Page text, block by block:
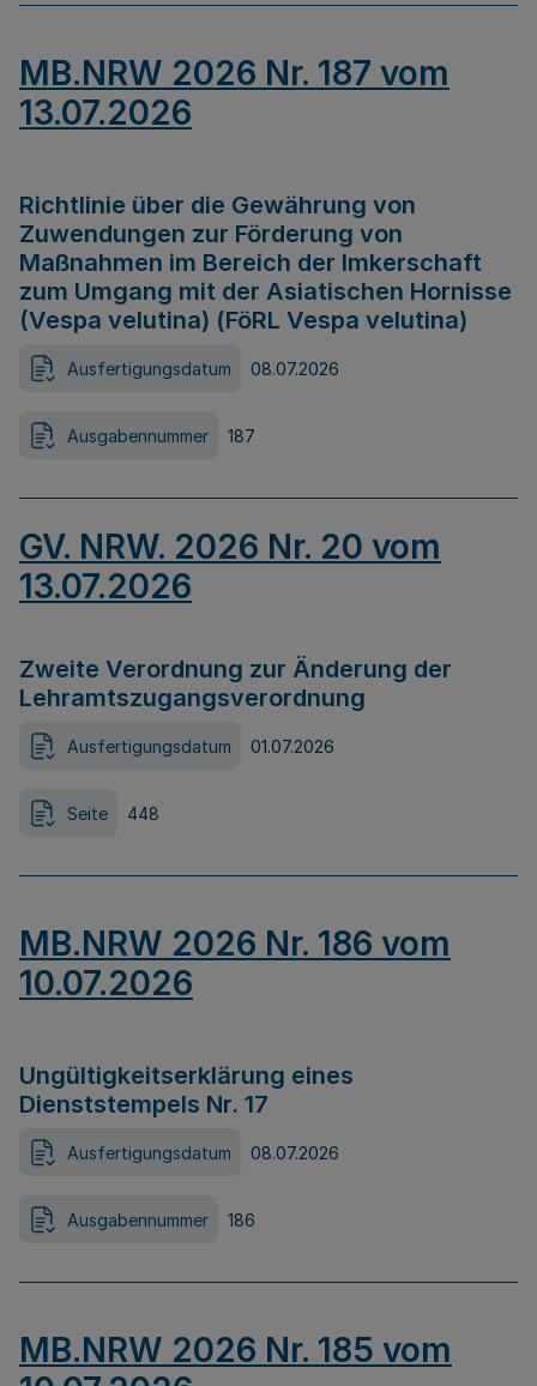
MB.NRW 2026 Nr. 187 vom
13.07.2026
Richtlinie über die Gewährung von
Zuwendungen zur Förderung von
Maßnahmen im Bereich der Imkerschaft
zum Umgang mit der Asiatischen Hornisse
(Vespa velutina) (FöRL Vespa velutina)
Ausfertigungsdatum 08.07.2026
Ausgabennummer 187
GV. NRW. 2026 Nr. 20 vom
13.07.2026
Zweite Verordnung zur Änderung der
Lehramtszugangsverordnung
Ausfertigungsdatum 01.07.2026
Seite 448
MB.NRW 2026 Nr. 186 vom
10.07.2026
Ungültigkeitserklärung eines
Dienststempels Nr. 17
Ausfertigungsdatum 08.07.2026
Ausgabennummer 186
MB.NRW 2026 Nr. 185 vom